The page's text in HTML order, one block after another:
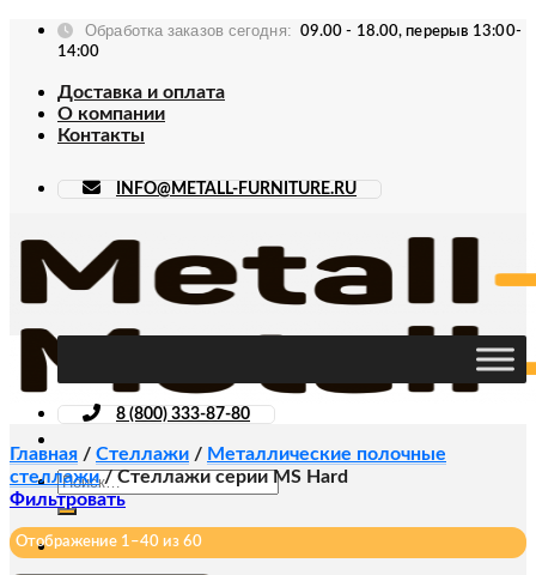
Skip
Обработка заказов сегодня:
09.00 - 18.00, перерыв 13:00-
14:00
Доставка и оплата
О компании
Контакты
INFO@METALL-FURNITURE.RU
Искать:
8 (800) 333-87-80
Главная / Стеллажи / Металлические полочные
стеллажи /Стеллажи серии MS Hard
Фильтровать
Отображение 1–40 из 60